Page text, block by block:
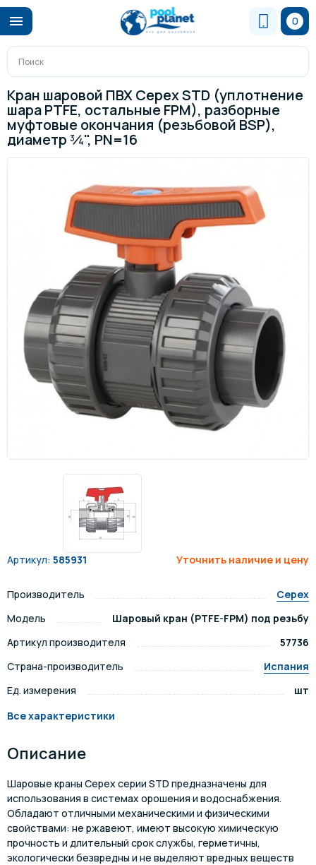
0
Кран шаровой ПВХ Cepex STD (уплотнение
шара PTFE, остальные FPM), разборные
муфтовые окончания (резьбовой BSP),
диаметр ¾", PN=16
Артикул: 585931 Уточнить наличие и цену
Производитель
Cepex
Модель
Шаровый кран (PTFE-FPM) под резьбу
Артикул производителя
57736
Страна-производитель
Испания
Ед. измерения
шт
Все характеристики
Описание
Шаровые краны Cepex серии STD предназначены для
использования в системах орошения и водоснабжения.
Обладают отличными механическими и физическими
свойствами: не ржавеют, имеют высокую химическую
прочность и длительный срок службы, герметичны,
экологически безвредны и не выделяют вредных веществ